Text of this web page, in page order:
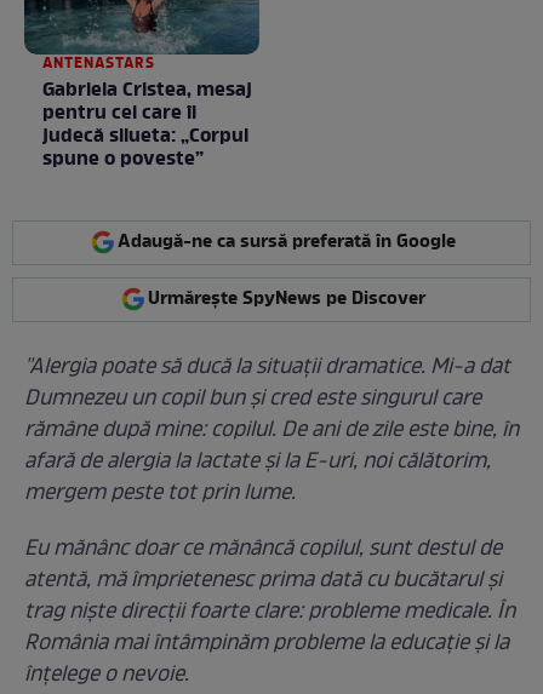
ANTENASTARS
Gabriela Cristea, mesaj
pentru cei care îi
judecă silueta: „Corpul
spune o poveste”
Adaugă-ne ca sursă preferată în Google
Urmărește SpyNews pe Discover
''Alergia poate să ducă la situații dramatice. Mi-a dat
Dumnezeu un copil bun și cred este singurul care
rămâne după mine: copilul. De ani de zile este bine, în
afară de alergia la lactate și la E-uri, noi călătorim,
mergem peste tot prin lume.
Eu mănânc doar ce mănâncă copilul, sunt destul de
atentă, mă împrietenesc prima dată cu bucătarul și
trag niște direcții foarte clare: probleme medicale. În
România mai întâmpinăm probleme la educație și la
înțelege o nevoie.